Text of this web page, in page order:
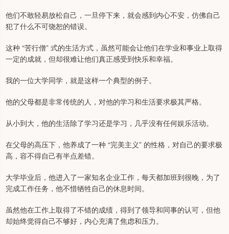
他们不敢轻易放松自己，一旦停下来，就会感到内心不安，仿佛自己
犯了什么不可饶恕的错误。
这种 “苦行僧” 式的生活方式，虽然可能会让他们在学业和事业上取得
一定的成就，但却很难让他们真正感受到快乐和幸福。
我的一位大学同学，就是这样一个典型的例子。
他的父母都是非常传统的人，对他的学习和生活要求极其严格。
从小到大，他的生活除了学习还是学习，几乎没有任何娱乐活动。
在父母的高压下，他养成了一种 “完美主义” 的性格，对自己的要求极
高，容不得自己有半点差错。
大学毕业后，他进入了一家知名企业工作，每天都加班到很晚，为了
完成工作任务，他不惜牺牲自己的休息时间。
虽然他在工作上取得了不错的成绩，得到了领导和同事的认可，但他
却始终觉得自己不够好，内心充满了焦虑和压力。